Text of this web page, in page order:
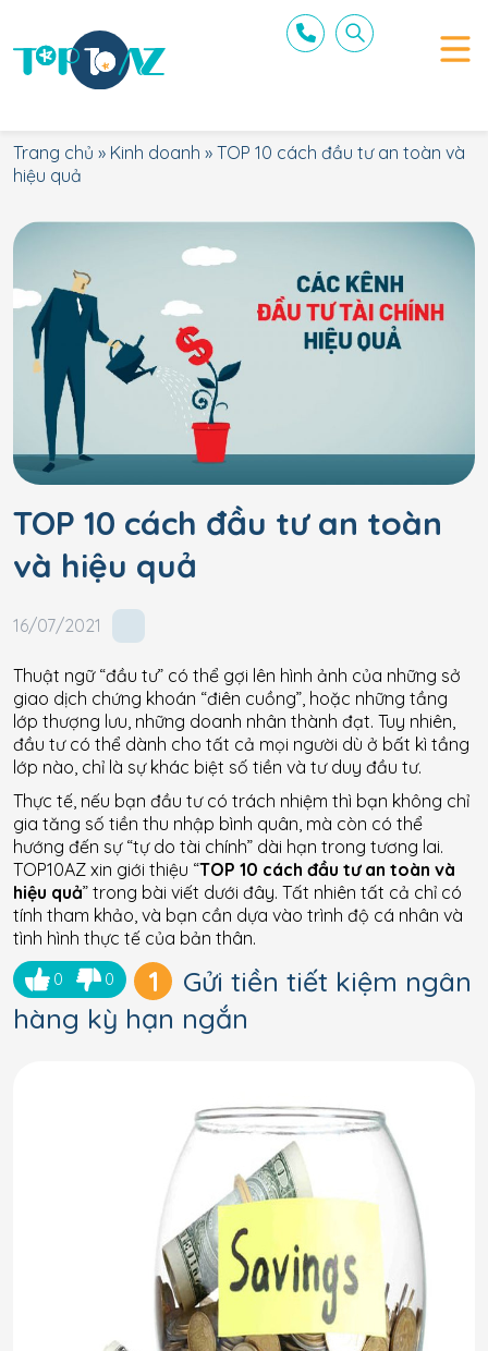
Trang chủ » Kinh doanh » TOP 10 cách đầu tư an toàn và
hiệu quả
TOP 10 cách đầu tư an toàn
và hiệu quả
16/07/2021
Thuật ngữ “đầu tư” có thể gợi lên hình ảnh của những sở
giao dịch chứng khoán “điên cuồng”, hoặc những tầng
lớp thượng lưu, những doanh nhân thành đạt. Tuy nhiên,
đầu tư có thể dành cho tất cả mọi người dù ở bất kì tầng
lớp nào, chỉ là sự khác biệt số tiền và tư duy đầu tư.
Thực tế, nếu bạn đầu tư có trách nhiệm thì bạn không chỉ
gia tăng số tiền thu nhập bình quân, mà còn có thể
hướng đến sự “tự do tài chính” dài hạn trong tương lai.
TOP10AZ xin giới thiệu “TOP 10 cách đầu tư an toàn và
hiệu quả” trong bài viết dưới đây. Tất nhiên tất cả chỉ có
tính tham khảo, và bạn cần dựa vào trình độ cá nhân và
tình hình thực tế của bản thân.
0 0 1
Gửi tiền tiết kiệm ngân
hàng kỳ hạn ngắn